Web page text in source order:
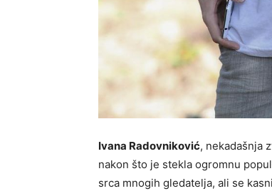
Ivana Radovniković, nekadašnja
nakon što je stekla ogromnu
srca mnogih gledatelja, ali se